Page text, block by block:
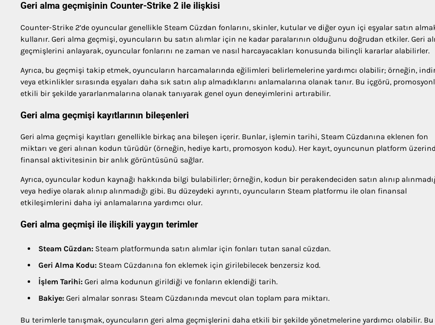
Geri alma geçmişinin Counter-Strike 2 ile ilişkisi
Counter-Strike 2’de oyuncular genellikle Steam Cüzdan fonlarını, skinler, kutular ve diğer oyun içi eşyalar satın
kullanır. Geri alma geçmişi, oyuncuların bu satın alımlar için ne kadar paralarının olduğunu doğrudan etkiler. Geri
geçmişlerini anlayarak, oyuncular fonlarını ne zaman ve nasıl harcayacakları konusunda bilinçli kararlar alabilirler.
Ayrıca, bu geçmişi takip etmek, oyuncuların harcamalarında eğilimleri belirlemelerine yardımcı olabilir; örneğin,
veya etkinlikler sırasında eşyaları daha sık satın alıp almadıklarını anlamalarına olanak tanır. Bu içgörü,
etkili bir şekilde yararlanmalarına olanak tanıyarak genel oyun deneyimlerini artırabilir.
Geri alma geçmişi kayıtlarının bileşenleri
Geri alma geçmişi kayıtları genellikle birkaç ana bileşen içerir. Bunlar, işlemin tarihi, Steam Cüzdanına eklenen fon
miktarı ve geri alınan kodun türüdür (örneğin, hediye kartı, promosyon kodu). Her kayıt, oyuncunun platform
finansal aktivitesinin bir anlık görüntüsünü sağlar.
Ayrıca, oyuncular kodun kaynağı hakkında bilgi bulabilirler; örneğin, kodun bir perakendeciden satın alınıp
veya hediye olarak alınıp alınmadığı gibi. Bu düzeydeki ayrıntı, oyuncuların Steam platformu ile olan finansal
etkileşimlerini daha iyi anlamalarına yardımcı olur.
Geri alma geçmişi ile ilişkili yaygın terimler
Steam Cüzdan: Steam platformunda satın alımlar için fonları tutan sanal cüzdan.
Geri Alma Kodu: Steam Cüzdanına fon eklemek için girilebilecek benzersiz kod.
İşlem Tarihi: Geri alma kodunun girildiği ve fonların eklendiği tarih.
Bakiye: Geri almalar sonrası Steam Cüzdanında mevcut olan toplam para miktarı.
Bu terimlerle tanışmak, oyuncuların geri alma geçmişlerini daha etkili bir şekilde yönetmelerine yardımcı olabilir. Bu